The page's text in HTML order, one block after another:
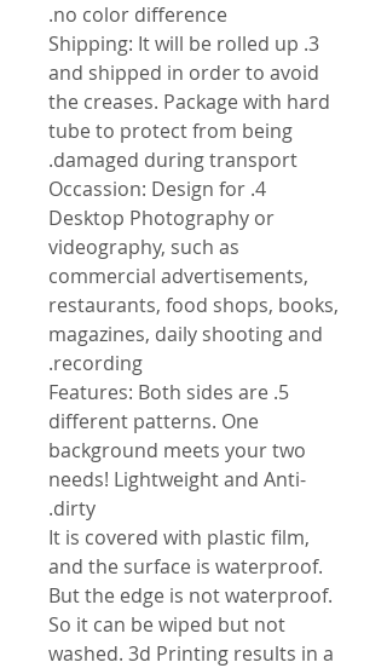
no color difference.
3. Shipping: It will be rolled up
and shipped in order to avoid
the creases. Package with hard
tube to protect from being
damaged during transport.
4. Occassion: Design for
Desktop Photography or
videography, such as
commercial advertisements,
restaurants, food shops, books,
magazines, daily shooting and
recording.
5. Features: Both sides are
different patterns. One
background meets your two
needs! Lightweight and Anti-
dirty.
It is covered with plastic film,
and the surface is waterproof.
But the edge is not waterproof.
So it can be wiped but not
washed. 3d Printing results in a